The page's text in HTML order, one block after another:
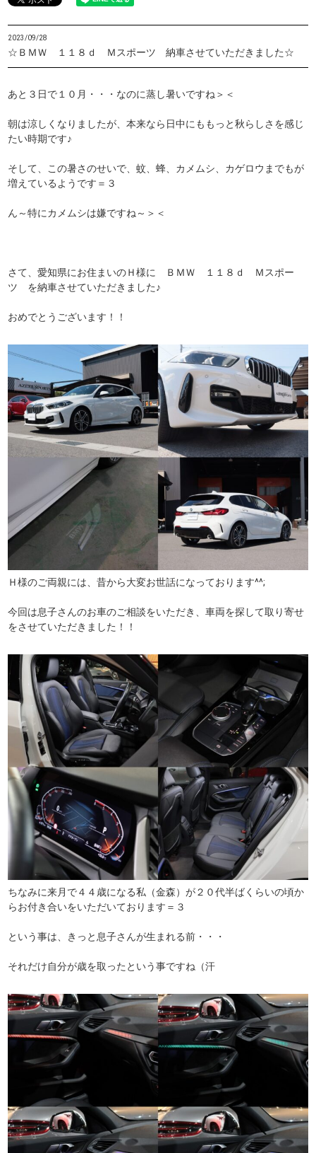
2023/09/28
☆ＢＭＷ １１８ｄ Ｍスポーツ 納車させていただきました☆
あと３日で１０月・・・なのに蒸し暑いですね＞＜
朝は涼しくなりましたが、本来なら日中にももっと秋らしさを感じ
たい時期です♪
そして、この暑さのせいで、蚊、蜂、カメムシ、カゲロウまでもが
増えているようです＝３
ん～特にカメムシは嫌ですね～＞＜
さて、愛知県にお住まいのＨ様に ＢＭＷ １１８ｄ Ｍスポー
ツ を納車させていただきました♪
おめでとうございます！！
Ｈ様のご両親には、昔から大変お世話になっております^^;
今回は息子さんのお車のご相談をいただき、車両を探して取り寄せ
をさせていただきました！！
ちなみに来月で４４歳になる私（金森）が２０代半ばくらいの頃か
らお付き合いをいただいております＝３
という事は、きっと息子さんが生まれる前・・・
それだけ自分が歳を取ったという事ですね（汗